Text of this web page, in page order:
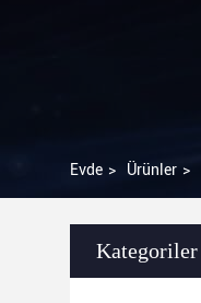
Evde > Ürünler >
Kategoriler